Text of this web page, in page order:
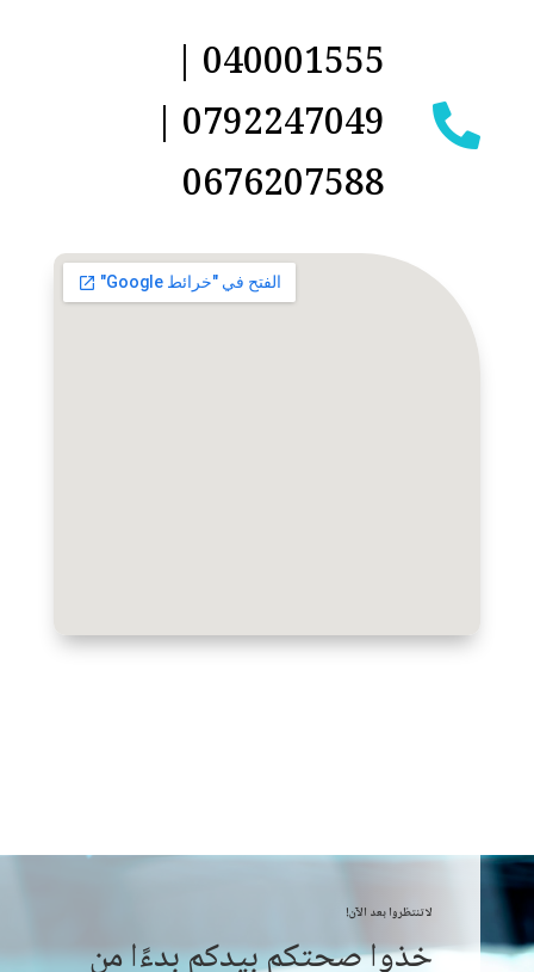

040001555 |
0792247049 |
0676207588
لا تنتظروا بعد الآن!
خذوا صحتكم بيدكم بدءًا من